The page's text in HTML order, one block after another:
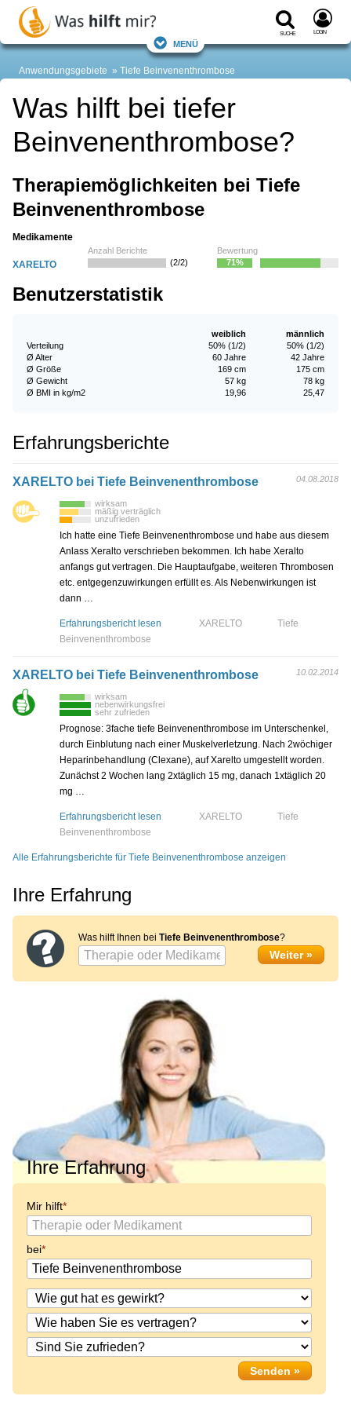
Suche Login
Menü
Anwendungsgebiete Tiefe Beinvenenthrombose
Was hilft bei tiefer
Beinvenenthrombose?
Therapiemöglichkeiten bei Tiefe
Beinvenenthrombose
Medikamente
Anzahl Berichte Bewertung
XARELTO (2/2) 71%
Benutzerstatistik
männlich
weiblich
Verteilung
50% (1/2)
50% (1/2)
Ø Alter
42 Jahre
60 Jahre
Ø Größe
175 cm
169 cm
Ø Gewicht
78 kg
57 kg
Ø BMI in kg/m2
25,47
19,96
Erfahrungsberichte
XARELTO bei Tiefe Beinvenenthrombose 04.08.2018
wirksam
mäßig verträglich
unzufrieden
Ich hatte eine Tiefe Beinvenenthrombose und habe aus diesem
Anlass Xeralto verschrieben bekommen. Ich habe Xeralto
anfangs gut vertragen. Die Hauptaufgabe, weiteren Thrombosen
etc. entgegenzuwirkungen erfüllt es. Als Nebenwirkungen ist
dann …
Erfahrungsbericht lesen XARELTO
Tiefe
Beinvenenthrombose
XARELTO bei Tiefe Beinvenenthrombose 10.02.2014
wirksam
nebenwirkungsfrei
sehr zufrieden
Prognose: 3fache tiefe Beinvenenthrombose im Unterschenkel,
durch Einblutung nach einer Muskelverletzung. Nach 2wöchiger
Heparinbehandlung (Clexane), auf Xarelto umgestellt worden.
Zunächst 2 Wochen lang 2xtäglich 15 mg, danach 1xtäglich 20
mg …
Erfahrungsbericht lesen XARELTO
Tiefe
Beinvenenthrombose
Alle Erfahrungsberichte für Tiefe Beinvenenthrombose anzeigen
Ihre Erfahrung
Was hilft Ihnen bei Tiefe Beinvenenthrombose?
Ihre Erfahrung
Mir hilft
bei